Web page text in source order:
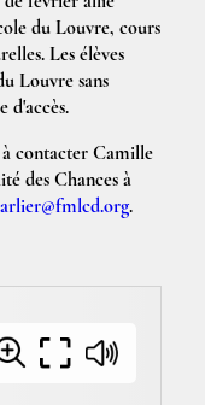
du Louvre, cours
Les élèves
Louvre sans
d'accès.
à contacter Camille
des Chances à
.